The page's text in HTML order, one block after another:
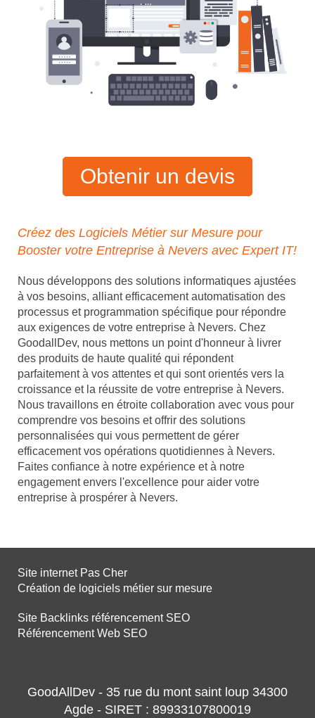
Obtenir un devis
Créez des Logiciels Métier sur Mesure pour
Booster votre Entreprise à Nevers avec Expert IT!
Nous développons des solutions informatiques ajustées
à vos besoins, alliant efficacement automatisation des
processus et programmation spécifique pour répondre
aux exigences de votre entreprise à Nevers. Chez
GoodallDev, nous mettons un point d'honneur à livrer
des produits de haute qualité qui répondent
parfaitement à vos attentes et qui sont orientés vers la
croissance et la réussite de votre entreprise à Nevers.
Nous travaillons en étroite collaboration avec vous pour
comprendre vos besoins et offrir des solutions
personnalisées qui vous permettent de gérer
efficacement vos opérations quotidiennes à Nevers.
Faites confiance à notre expérience et à notre
engagement envers l'excellence pour aider votre
entreprise à prospérer à Nevers.
Site internet Pas Cher
Création de logiciels métier sur mesure
Site Backlinks référencement SEO
Référencement Web SEO
GoodAllDev - 35 rue du mont saint loup 34300
Agde - SIRET : 89933107800019